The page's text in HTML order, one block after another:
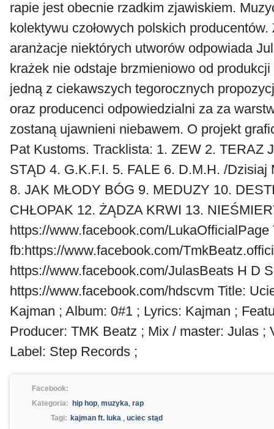
rapie jest obecnie rzadkim zjawiskiem.
kolektywu czołowych polskich
aranżacje niektórych utworów odpowiada
krażek nie odstaje brzmieniowo od
jedną z ciekawszych tegorocznych
oraz producenci odpowiedzialni za za
zostaną ujawnieni niebawem. O projekt
Pat Kustoms. Tracklista: 1. ZEW 2. TERAZ
STĄD 4. G.K.F.I. 5. FALE 6. D.M.H. /Dzisiaj
8. JAK MŁODY BÓG 9. MEDUZY 10.
CHŁOPAK 12. ŻĄDZA KRWI 13.
https://www.facebook.com/
fb:https://www.facebook.com/
https://www.facebook.com/JulasBeats H D
https://www.facebook.com/hdscvm Title:
Kajman ; Album: 0#1 ; Lyrics: Kajman ;
Producer: TMK Beatz ; Mix / master: Julas ;
Label: Step Records ;
Facebook:
Kategoria:
hip hop, muzyka, rap
Tagi: kajman ft. luka , uciec stąd